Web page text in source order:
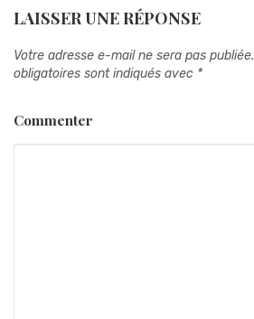
LAISSER UNE RÉPONSE
Votre adresse e-mail ne sera pas publiée.
obligatoires sont indiqués avec *
Commenter